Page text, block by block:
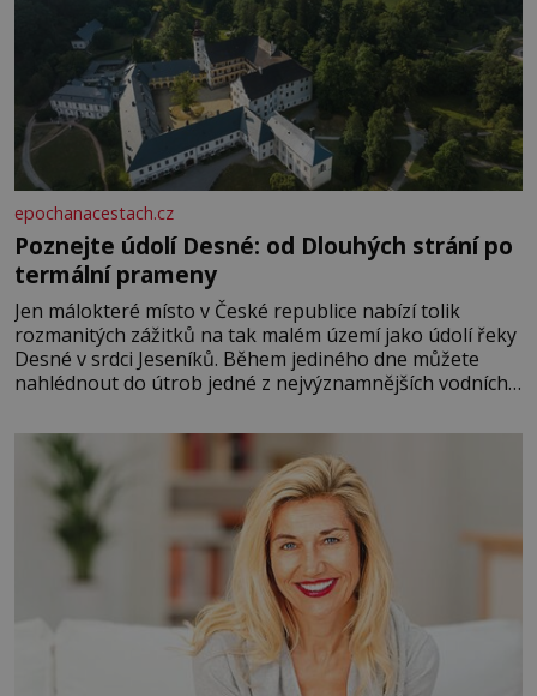
epochanacestach.cz
Poznejte údolí Desné: od Dlouhých strání po
termální prameny
Jen málokteré místo v České republice nabízí tolik
rozmanitých zážitků na tak malém území jako údolí řeky
Desné v srdci Jeseníků. Během jediného dne můžete
nahlédnout do útrob jedné z nejvýznamnějších vodních
se na koloběžce a den zakončit poznáváním památek ve
Velkých Losinách nebo v termálním